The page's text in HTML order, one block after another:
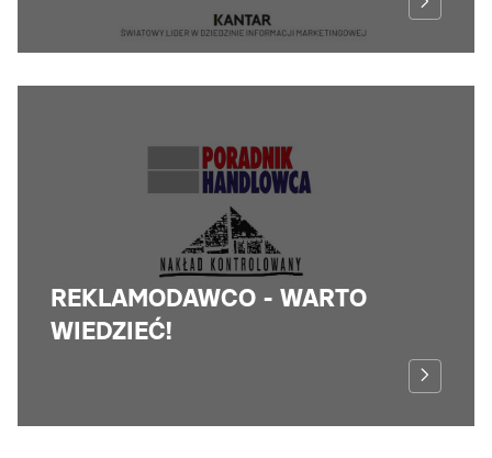
REKLAMODAWCO - WARTO
WIEDZIEĆ!